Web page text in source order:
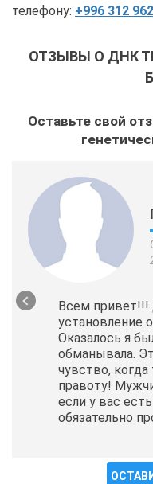
телефону: +996 312
ОТЗЫВЫ О ДНК
Оставьте свой
Всем
установление
Оказалось я
обманывала.
чувство,
правоту!
если у вас
обязательно